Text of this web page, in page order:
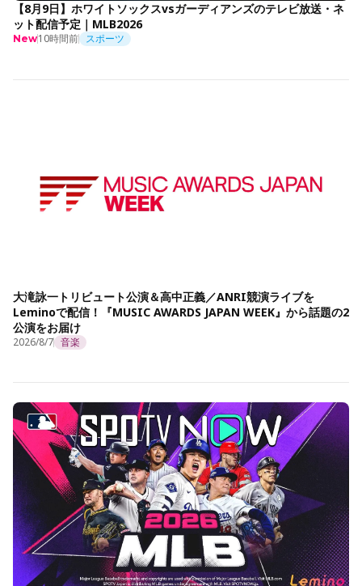
【8月9日】ホワイトソックスvsガーディアンズのテレビ放送・ネ
ット配信予定｜MLB2026
New10時間前 スポーツ
大滝詠一トリビュート公演＆高中正義／ANRI競演ライブを
Leminoで配信！『MUSIC AWARDS JAPAN WEEK』から話題の2
公演をお届け
2026/8/7 音楽